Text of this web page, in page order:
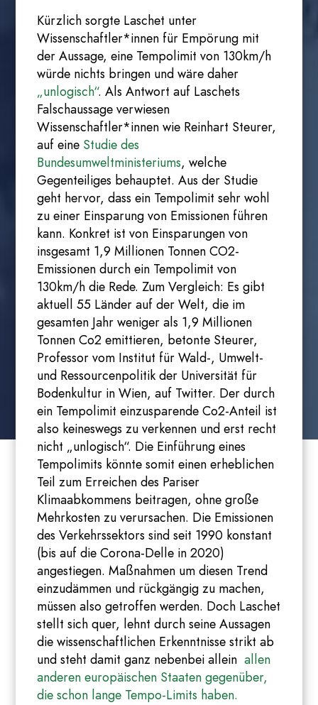
Kürzlich sorgte Laschet unter
Wissenschaftler*innen für Empörung mit
der Aussage, eine Tempolimit von 130km/h
würde nichts bringen und wäre daher
„unlogisch“. Als Antwort auf Laschets
Falschaussage verwiesen
Wissenschaftler*innen wie Reinhart Steurer,
auf eine Studie des
Bundesumweltministeriums, welche
Gegenteiliges behauptet. Aus der Studie
geht hervor, dass ein Tempolimit sehr wohl
zu einer Einsparung von Emissionen führen
kann. Konkret ist von Einsparungen von
insgesamt 1,9 Millionen Tonnen CO2-
Emissionen durch ein Tempolimit von
130km/h die Rede. Zum Vergleich: Es gibt
aktuell 55 Länder auf der Welt, die im
gesamten Jahr weniger als 1,9 Millionen
Tonnen Co2 emittieren, betonte Steurer,
Professor vom Institut für Wald-, Umwelt-
und Ressourcenpolitik der Universität für
Bodenkultur in Wien, auf Twitter. Der durch
ein Tempolimit einzusparende Co2-Anteil ist
also keineswegs zu verkennen und erst recht
nicht „unlogisch“. Die Einführung eines
Tempolimits könnte somit einen erheblichen
Teil zum Erreichen des Pariser
Klimaabkommens beitragen, ohne große
Mehrkosten zu verursachen. Die Emissionen
des Verkehrssektors sind seit 1990 konstant
(bis auf die Corona-Delle in 2020)
angestiegen. Maßnahmen um diesen Trend
einzudämmen und rückgängig zu machen,
müssen also getroffen werden. Doch Laschet
stellt sich quer, lehnt durch seine Aussagen
die wissenschaftlichen Erkenntnisse strikt ab
und steht damit ganz nebenbei alleinallen
anderen europäischen Staaten gegenüber,
die schon lange Tempo-Limits haben.